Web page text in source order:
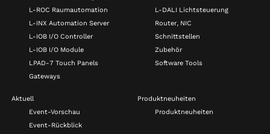
L-ROC Raumautomation
L-INX Automation Server
L-IOB I/O Controller
L-IOB I/O Module
LPAD-7 Touch Panels
Gateways
L-DALI Lichtsteuerung
Router, NIC
Schnittstellen
Zubehör
Software Tools
Aktuell
Event-Vorschau
Event-Rückblick
Produktneuheiten
Produktneuheiten